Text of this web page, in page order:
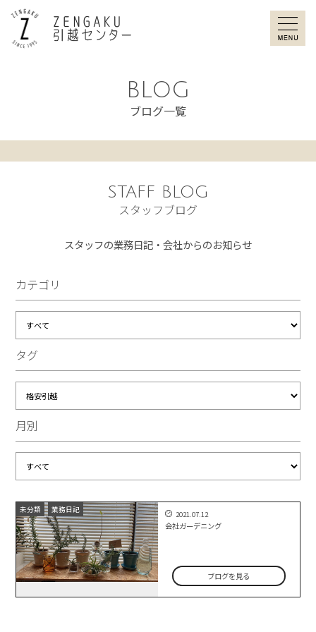
ZENGAKU引
BLOG
ブログ一覧
STAFF BLOG
スタッフブログ
スタッフの業務日記・会社からのお知らせ
カテゴリ
タグ
月別
未分類 業務日記 2021.07.12
会社ガーデニング
ブログを見る